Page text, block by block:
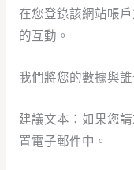
在您登錄該網站帳
的互動。
我們將您的數據與
建議文本：如果您
置電子郵件中。